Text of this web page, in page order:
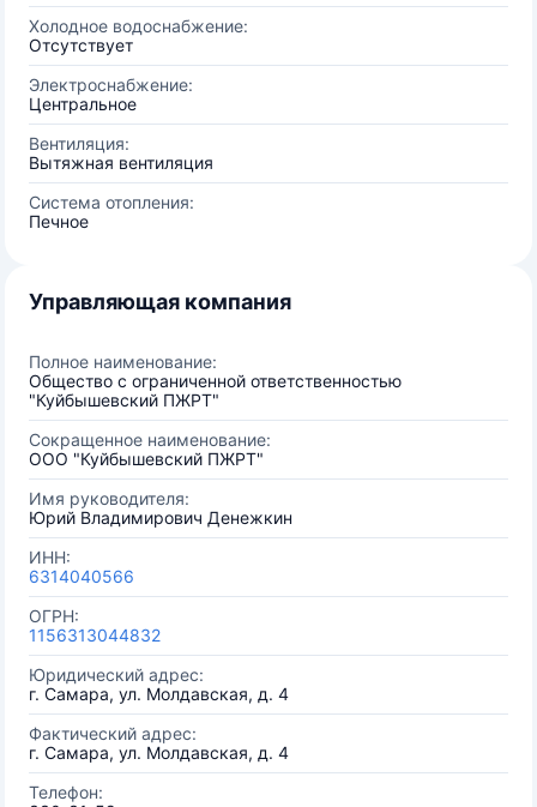
Холодное водоснабжение:
Отсутствует
Электроснабжение:
Центральное
Вентиляция:
Вытяжная вентиляция
Система отопления:
Печное
Управляющая компания
Полное наименование:
Общество с ограниченной ответственностью
"Куйбышевский ПЖРТ"
Сокращенное наименование:
ООО "Куйбышевский ПЖРТ"
Имя руководителя:
Юрий Владимирович Денежкин
ИНН:
6314040566
ОГРН:
1156313044832
Юридический адрес:
г. Самара, ул. Молдавская, д. 4
Фактический адрес:
г. Самара, ул. Молдавская, д. 4
Телефон: